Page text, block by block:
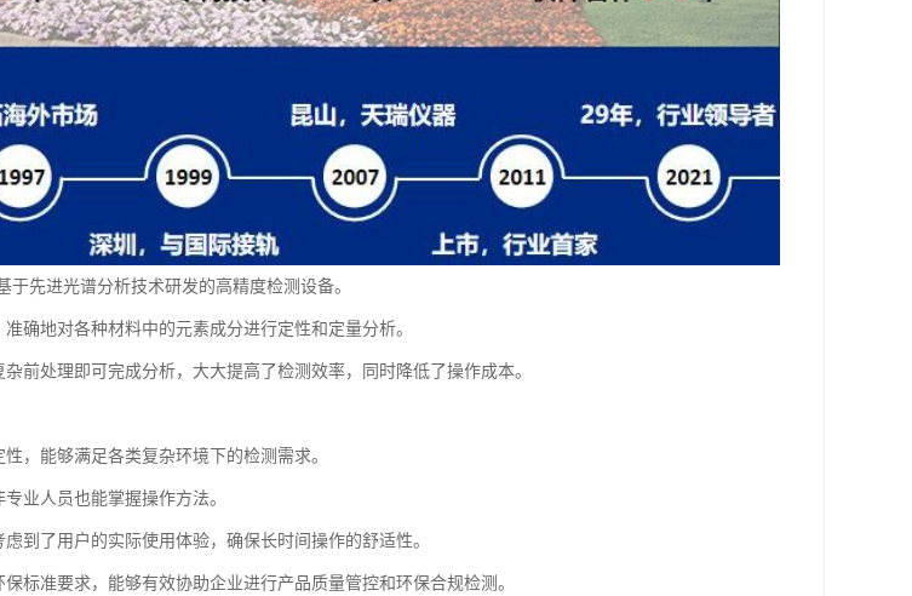
于先进光谱分析技术研发的高精度检测设备。
确地对各种材料中的元素成分进行定性和定量分析。
前处理即可完成分析，大大提高了检测效率，同时降低了操作成本。
，能够满足各类复杂环境下的检测需求。
业人员也能掌握操作方法。
到了用户的实际使用体验，确保长时间操作的舒适性。
标准要求，能够有效协助企业进行产品质量管控和环保合规检测。